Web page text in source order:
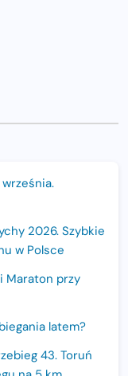
września.
2026. Szybkie
w Polsce
Maraton przy
latem?
43. Toruń